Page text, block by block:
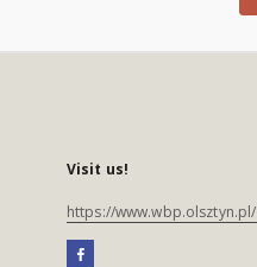
Visit us!
https://www.wbp.olsztyn.pl/